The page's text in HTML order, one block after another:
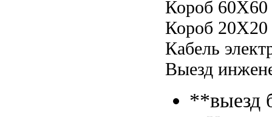
Короб
Короб
Кабель
Выезд
**выезд